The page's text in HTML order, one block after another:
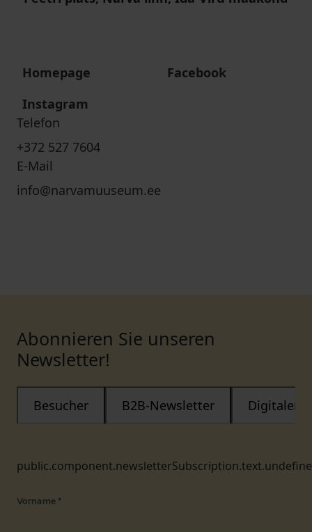
Homepage
Facebook
Instagram
Telefon
+372 527 7604
E-Mail
info@narvamuuseum.ee
Abonnieren Sie unseren
Newsletter!
Besucher B2B-Newsletter Digitaler
Vorname *